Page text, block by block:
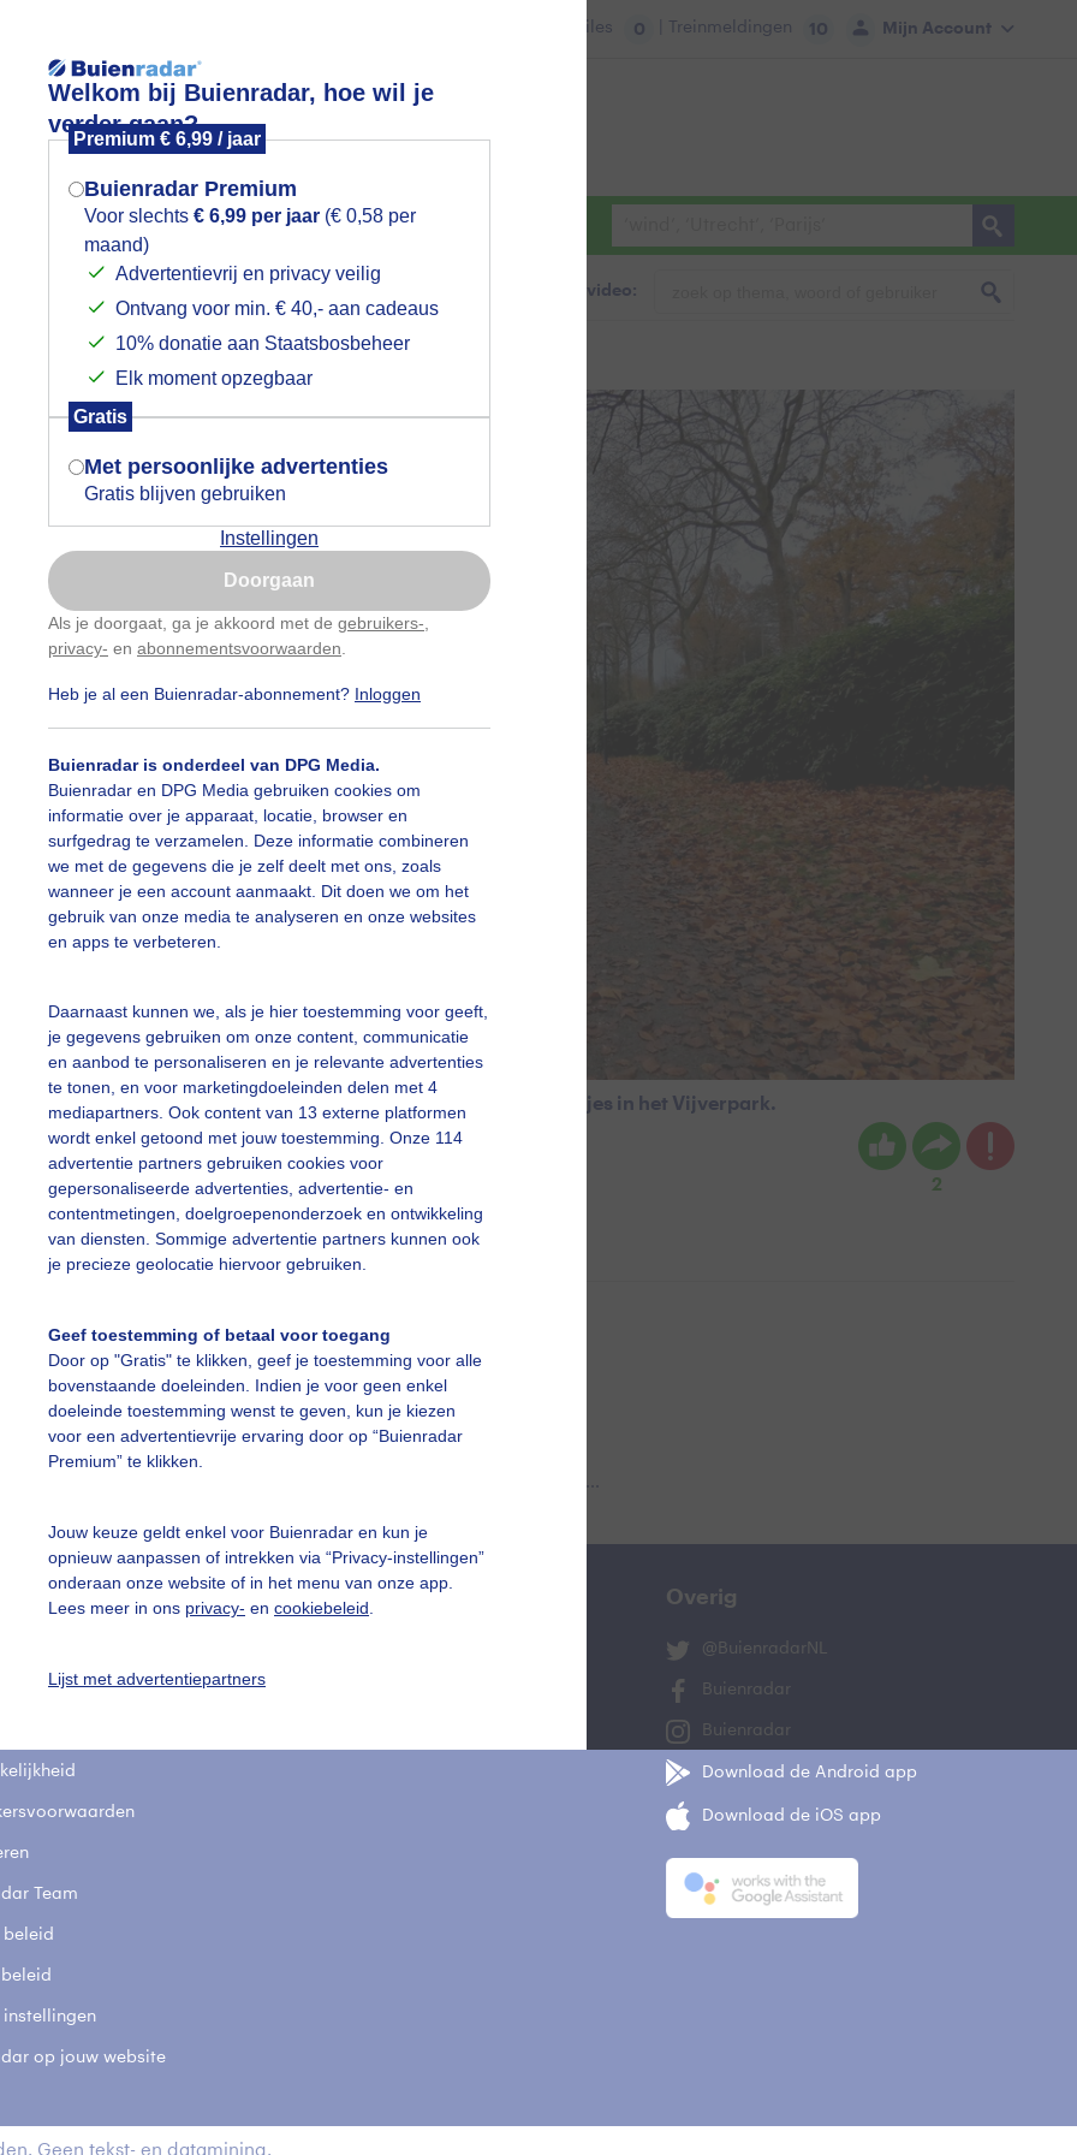
Welkom bij Buienradar, hoe wil je
verder gaan?
Premium € 6,99 / jaar
Buienradar Premium
Voor slechts € 6,99 per jaar (€ 0,58 per
maand)
Advertentievrij en privacy veilig
Ontvang voor min. € 40,- aan cadeaus
10% donatie aan Staatsbosbeheer
Elk moment opzegbaar
Gratis
Met persoonlijke advertenties
Gratis blijven gebruiken
Instellingen
Doorgaan
Als je doorgaat, ga je akkoord met de gebruikers-
privacy- en abonnementsvoorwaarden
Heb je al een Buienradar-abonnement? Inloggen
Buienradar is onderdeel van DPG Media.
Buienradar en DPG Media gebruiken cookies om
informatie over je apparaat, locatie, browser en
surfgedrag te verzamelen. Deze informatie combineren
we met de gegevens die je zelf deelt met ons, zoals
wanneer je een account aanmaakt. Dit doen we om het
gebruik van onze media te analyseren en onze websites
en apps te verbeteren.
Daarnaast kunnen we, als je hier toestemming voor geeft,
je gegevens gebruiken om onze content, communicatie
en aanbod te personaliseren en je relevante advertenties
te tonen, en voor marketingdoeleinden delen met 4
mediapartners. Ook content van 13 externe platformen
wordt enkel getoond met jouw toestemming. Onze 114
advertentie partners gebruiken cookies voor
gepersonaliseerde advertenties, advertentie- en
contentmetingen, doelgroepenonderzoek en ontwikkeling
van diensten. Sommige advertentie partners kunnen ook
je precieze geolocatie hiervoor gebruiken.
Geef toestemming of betaal voor toegang
Door op "Gratis" te klikken, geef je toestemming voor alle
bovenstaande doeleinden. Indien je voor geen enkel
doeleinde toestemming wenst te geven, kun je kiezen
voor een advertentievrije ervaring door op “Buienradar
Premium” te klikken.
Jouw keuze geldt enkel voor Buienradar en kun je
opnieuw aanpassen of intrekken via “Privacy-instellingen”
onderaan onze website of in het menu van onze app.
Lees meer in ons privacy- en cookiebeleid
Lijst met advertentiepartners
Mijn Account
Files 0 | Treinmeldingen 10
Foto en video Weerzine
Zoeken in foto & video:
en kille herfstdag met een kleurrijk tapijt van gevallen blaadjes in het Vijverpark.
Gemaakt: 01-12-2022, 1056x bekeken
2
Brunssum Herfst
vragen
Team
beleid
instellingen
op jouw website
Mijn weer Overig
@BuienradarNL
Buienradar
Buienradar
Download de Android app
Download de iOS app
Geen tekst- en datamining.
Mogen we je locatie gebruiken voor
het weer?
Indien je hier nog geen akkoord op hebt
gegeven, verschijnt er zo een pop-up uit
je browser waarin deze toestemming
gevraagd wordt.
Is goed, toon de popup
Nu niet, misschien later
Gebruik je Safari en wil je niet elke dag deze pop-up
Klikhierom dit aan te passen